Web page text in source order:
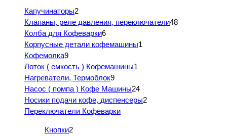
Капучинаторы2
Клапаны, реле давления, переключатели48
Колба для Кофеварки6
Корпусные детали кофемашины1
Кофемолка9
Лоток ( емкость ) Кофемашины1
Нагреватели, Термоблок9
Насос ( помпа ) Кофе Машины24
Носики подачи кофе, диспенсеры2
Переключатели Кофеварки
Кнопки2